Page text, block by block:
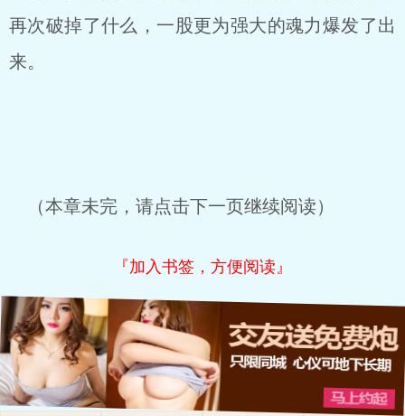
再次破掉了什么，一股更为强大的魂力爆发了出
来。
（本章未完，请点击下一页继续阅读）
『加入书签，方便阅读』